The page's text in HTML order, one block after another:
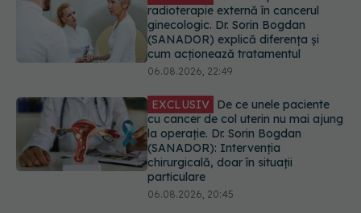
EXCLUSIV De ce unele paciente
cu cancer de col uterin nu mai ajung
la operație. Dr. Sorin Bogdan
(SANADOR): Intervenția
chirurgicală, doar în situații
particulare
06.08.2026, 20:45
Alertă în Europa după un nou caz
de hantavirus Anzi, singura tulpină
care se transmite de la om la om
06.08.2026, 20:06